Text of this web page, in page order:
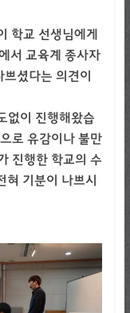
학교 선생님에게
서 교육계 종사자
셨다는 의견이
없이 진행해왔습
로 유감이나 불만
진행한 학교의 수
혀 기분이 나쁘시